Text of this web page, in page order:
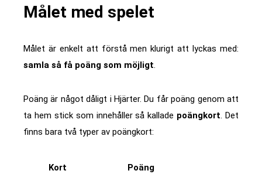
Målet med spelet
Målet är enkelt att förstå men klurigt att lyckas med:
samla så få poäng som möjligt.
Poäng är något dåligt i Hjärter. Du får poäng genom att
ta hem stick som innehåller så kallade poängkort. Det
finns bara två typer av poängkort:
Kort
Poäng